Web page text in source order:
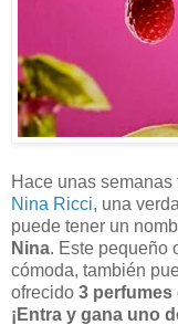
Hace unas semanas
Nina Ricci, una
puede tener un
Nina. Este pequeño
cómoda, también
ofrecido 3 perfumes
¡Entra y gana uno